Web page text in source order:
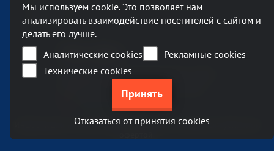
Контакты
Наш офис
Москва, Ленинский проспект, 119А
Бизнес-центр «Ленинский 119А»
метро Тропарево
Информация на сайте generator-tss.com не является публичной
Мы используем cookie. Это позволяет нам
анализировать взаимодействие посетителей с сайтом и
делать его лучше.
Аналитические cookies
Рекламные cookies
Технические cookies
Отказаться от принятия cookies